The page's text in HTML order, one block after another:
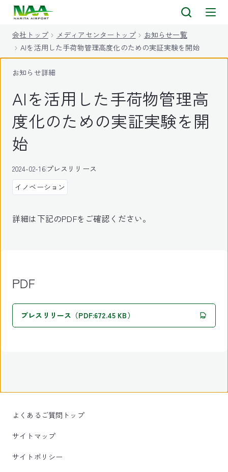
会社トップ メディアセンタートップ
お知らせ一覧
AIを活用した手荷物管理高度化のための実証実験を開始
お知らせ詳細
AIを活用した手荷物管理高
度化のための実証実験を開
始
2024-02-16プレスリリース
イノベーション
詳細は下記のPDFをご確認ください。
PDF
プレスリリース（PDF:672.45 KB）
よくあるご質問トップ
サイトマップ
サイトポリシー